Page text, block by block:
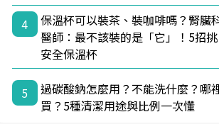
4
保溫杯可以裝茶、裝咖啡嗎？腎臟
醫師：最不該裝的是「它」！5招挑
安全保溫杯
5
過碳酸鈉怎麼用？不能洗什麼？哪
買？5種清潔用途與比例一次懂